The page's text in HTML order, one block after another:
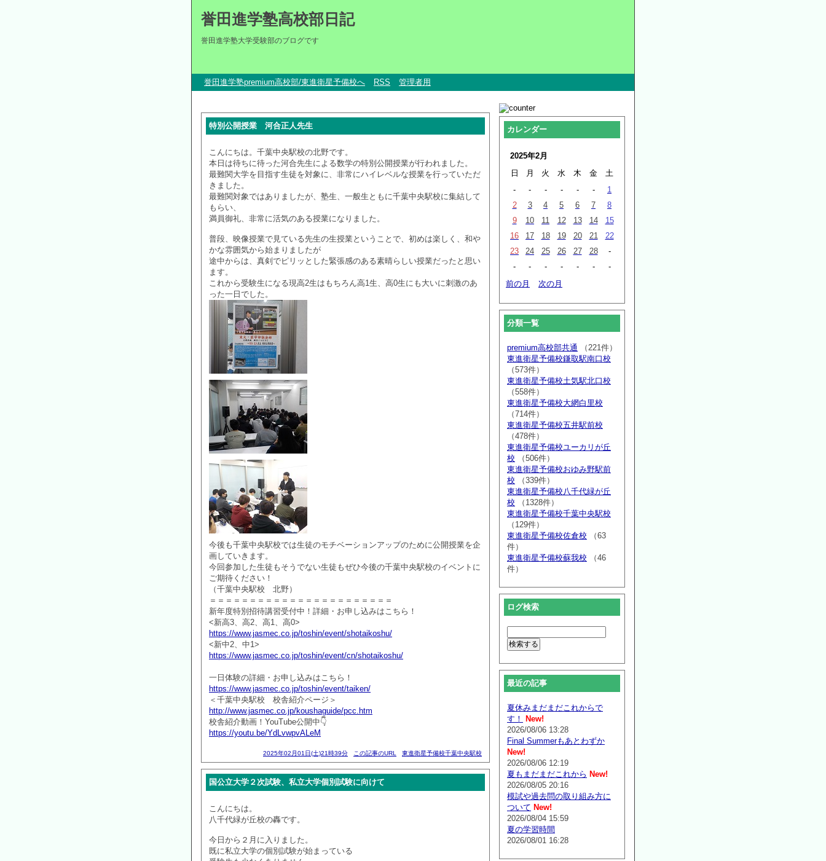
誉田進学塾高校部日記
誉田進学塾大学受験部のブログです
誉田進学塾premium高校部/東進衛星予備校へ RSS 管理者用
特別公開授業 河合正人先生
こんにちは。千葉中央駅校の北野です。
本日は待ちに待った河合先生による数学の特別公開授業が行われました。
最難関大学を目指す生徒を対象に、非常にハイレベルな授業を行っていただ
きました。
最難関対象ではありましたが、塾生、一般生ともに千葉中央駅校に集結して
もらい、
満員御礼、非常に活気のある授業になりました。
普段、映像授業で見ている先生の生授業ということで、初めは楽しく、和や
かな雰囲気から始まりましたが
途中からは、真剣でピリッとした緊張感のある素晴らしい授業だったと思い
ます。
これから受験生になる現高2生はもちろん高1生、高0生にも大いに刺激のあ
った一日でした。
今後も千葉中央駅校では生徒のモチベーションアップのために公開授業を企
画していきます。
今回参加した生徒もそうでない生徒もぜひ今後の千葉中央駅校のイベントに
ご期待ください！
（千葉中央駅校 北野）
＝＝＝＝＝＝＝＝＝＝＝＝＝＝＝＝＝＝＝＝＝＝＝
新年度特別招待講習受付中！詳細・お申し込みはこちら！
<新高3、高2、高1、高0>
https://www.jasmec.co.jp/toshin/event/shotaikoshu/
<新中2、中1>
https://www.jasmec.co.jp/toshin/event/cn/shotaikoshu/
一日体験の詳細・お申し込みはこちら！
https://www.jasmec.co.jp/toshin/event/taiken/
＜千葉中央駅校 校舎紹介ページ＞
http://www.jasmec.co.jp/koushaguide/pcc.htm
校舎紹介動画！YouTube公開中👇
https://youtu.be/YdLvwpvALeM
2025年02月01日(土)21時39分 この記事のURL 東進衛星予備校千葉中央駅校
国公立大学２次試験、私立大学個別試験に向けて
こんにちは。
八千代緑が丘校の轟です。
今日から２月に入りました。
既に私立大学の個別試験が始まっている
カレンダー
2025年2月
日
月 火 水 木 金
土
-
- - - - -
1
2
3 4 5 6 7
8
9
10 11 12 13 14
15
16
17 18 19 20 21
22
23
24 25 26 27 28
-
-
- - - - -
-
前の月
次の月
分類一覧
premium高校部共通 （221件）
東進衛星予備校鎌取駅南口校
（573件）
東進衛星予備校土気駅北口校
（558件）
東進衛星予備校大網白里校
（714件）
東進衛星予備校五井駅前校
（478件）
東進衛星予備校ユーカリが丘
校 （506件）
東進衛星予備校おゆみ野駅前
校 （339件）
東進衛星予備校八千代緑が丘
校 （1328件）
東進衛星予備校千葉中央駅校
（129件）
東進衛星予備校佐倉校 （63
件）
東進衛星予備校蘇我校 （46
件）
ログ検索
最近の記事
夏休みまだまだこれからで
す！
New!
2026/08/06 13:28
Final Summerもあとわずか
New!
2026/08/06 12:19
夏もまだまだこれから New!
2026/08/05 20:16
模試や過去問の取り組み方に
ついて New!
2026/08/04 15:59
夏の学習時間
2026/08/01 16:28